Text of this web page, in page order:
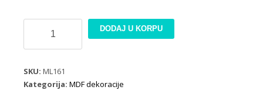
dekoracija
ML161
količina
DODAJ U KORPU
SKU: ML161
Kategorija: MDF dekoracije